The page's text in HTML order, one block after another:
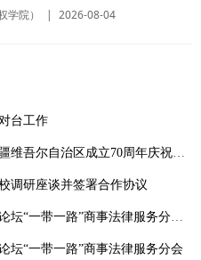
学院） | 2026-08-04
台工作
国家安全学院党委组织师生收看新疆维吾尔自治区成立70周年庆祝大会
调研座谈并签署合作协议
【法治西安订阅号】2025欧亚经济论坛“一带一路”商事法律服务分会——嘉宾访谈 王瀚
坛“一带一路”商事法律服务分会